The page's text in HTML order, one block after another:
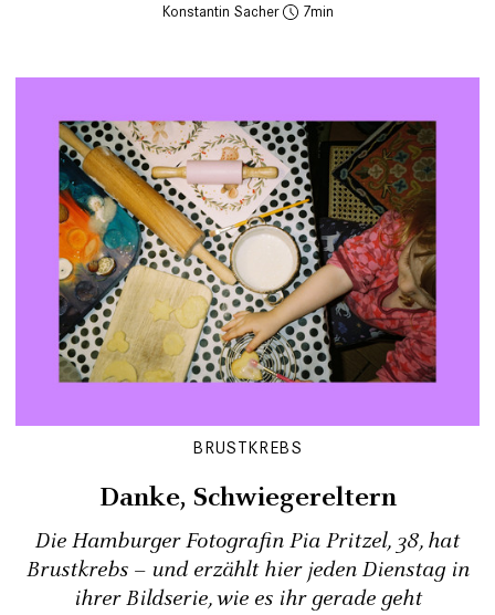
Konstantin Sacher 7
BRUSTKREBS
Danke, Schwiegereltern
Die Hamburger Fotografin Pia Pritzel, 38, hat
Brustkrebs – und erzählt hier jeden Dienstag in
ihrer Bildserie, wie es ihr gerade geht